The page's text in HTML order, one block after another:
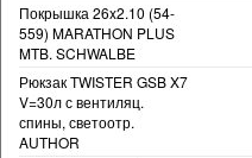
Покрышка 26x2.10 (54-
559) MARATHON PLUS
MTB. SCHWALBE
Рюкзак TWISTER GSB X7
V=30л с вентиляц.
спины, светоотр.
AUTHOR